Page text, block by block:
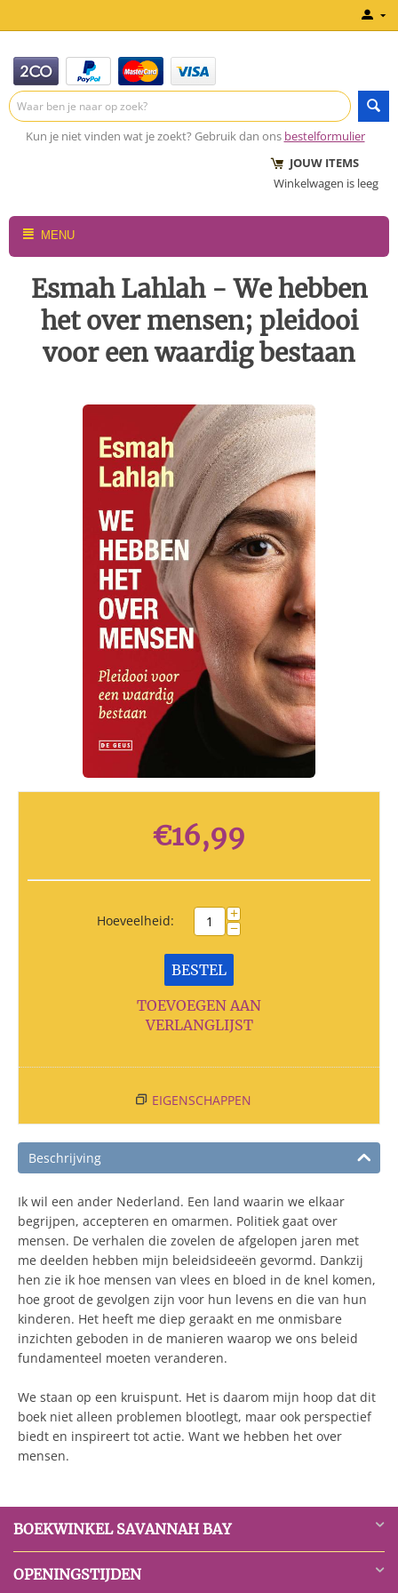
Kun je niet vinden wat je zoekt? Gebruik dan ons bestelformulier
JOUW ITEMS
Winkelwagen is leeg
MENU
Esmah Lahlah - We hebben
het over mensen; pleidooi
voor een waardig bestaan
€16,99
Hoeveelheid: +
−
BESTEL
TOEVOEGEN AAN
VERLANGLIJST
EIGENSCHAPPEN
Beschrijving
Ik wil een ander Nederland. Een land waarin we elkaar
begrijpen, accepteren en omarmen. Politiek gaat over
mensen. De verhalen die zovelen de afgelopen jaren met
me deelden hebben mijn beleidsideeën gevormd. Dankzij
hen zie ik hoe mensen van vlees en bloed in de knel komen,
hoe groot de gevolgen zijn voor hun levens en die van hun
kinderen. Het heeft me diep geraakt en me onmisbare
inzichten geboden in de manieren waarop we ons beleid
fundamenteel moeten veranderen.
We staan op een kruispunt. Het is daarom mijn hoop dat dit
boek niet alleen problemen blootlegt, maar ook perspectief
biedt en inspireert tot actie. Want we hebben het over
mensen.
BOEKWINKEL SAVANNAH BAY
OPENINGSTIJDEN